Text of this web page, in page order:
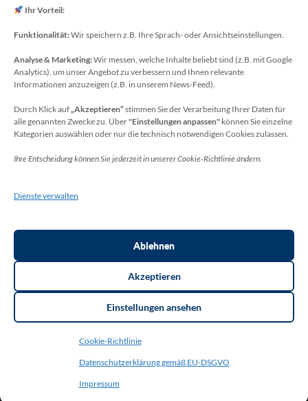
Ihr Vorteil:
Funktionalität:Wir speichern z.B. Ihre Sprach- oder Ansichtseinstellungen.
Analyse & Marketing:Wir messen, welche Inhalte beliebt sind (z.B. mit Google
Analytics), um unser Angebot zu verbessern und Ihnen relevante
Informationen anzuzeigen (z.B. in unserem News-Feed).
Durch Klick auf „Akzeptieren“ stimmen Sie der Verarbeitung Ihrer Daten für
alle genannten Zwecke zu. Über"Einstellungen anpassen" können Sie einzelne
Kategorien auswählen oder nur die technisch notwendigen Cookies zulassen.
Ihre Entscheidung können Sie jederzeit in unserer Cookie-Richtlinie ändern.
Dienste verwalten
Akzeptieren
Ablehnen
Einstellungen ansehen
Cookie-Richtlinie
Datenschutzerklärung gemäß EU-DSGVO
Impressum
E-Mail: koechling[at]meckenheim-thr.de
Datenschutzbeauftragter
Sie erreichen unseren Datenschutzbeauftragten
unter:
Wolfgang Dax-Rommswinkel
Kaiser-Wilhelm-Platz 1
Deutschland
E-Mail: datenschutz-schulen[at]rhein-sieg-kreis.de
Education Zone Pro | entwickelt von Rara Themes.
<strong>Datenschutzerklärung gemäß EU-DSGVO (Datenschutz-
Grundverordnung)</strong>